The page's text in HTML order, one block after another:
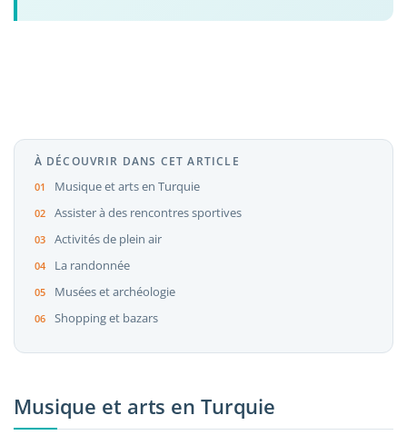
À DÉCOUVRIR DANS CET ARTICLE
Musique et arts en Turquie
Assister à des rencontres sportives
Activités de plein air
La randonnée
Musées et archéologie
Shopping et bazars
Musique et arts en Turquie